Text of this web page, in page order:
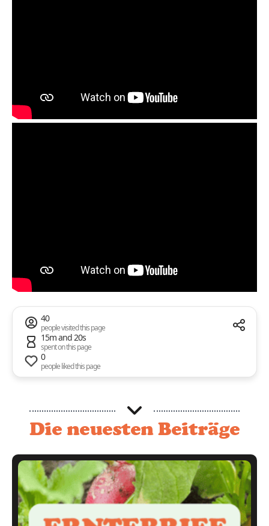
40
people visited this page
15m and 20s
spent on this page
0
people liked this page
Die neuesten Beiträge